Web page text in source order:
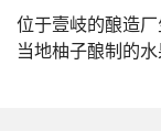
位于壹岐的酿造
当地柚子酿制的水